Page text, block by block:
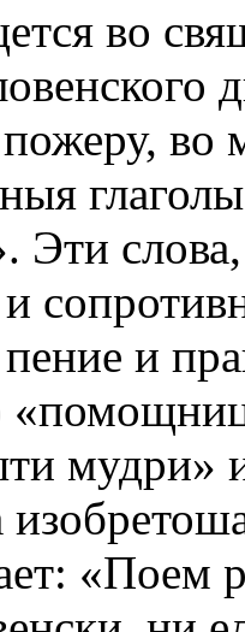
во
Эти
и
мудри»
«Поем